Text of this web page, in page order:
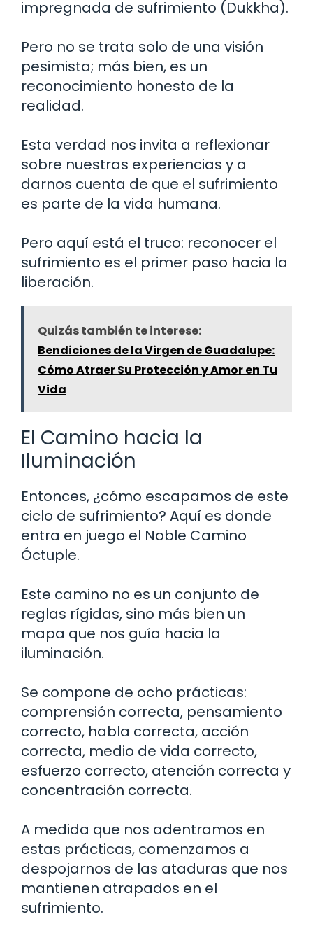
impregnada de sufrimiento (Dukkha).
Pero no se trata solo de una visión
pesimista; más bien, es un
reconocimiento honesto de la
realidad.
Esta verdad nos invita a reflexionar
sobre nuestras experiencias y a
darnos cuenta de que el sufrimiento
es parte de la vida humana.
Pero aquí está el truco: reconocer el
sufrimiento es el primer paso hacia la
liberación.
Quizás también te interese:
Bendiciones de la Virgen de Guadalupe:
Cómo Atraer Su Protección y Amor en Tu
Vida
El Camino hacia la
Iluminación
Entonces, ¿cómo escapamos de este
ciclo de sufrimiento? Aquí es donde
entra en juego el Noble Camino
Óctuple.
Este camino no es un conjunto de
reglas rígidas, sino más bien un
mapa que nos guía hacia la
iluminación.
Se compone de ocho prácticas:
comprensión correcta, pensamiento
correcto, habla correcta, acción
correcta, medio de vida correcto,
esfuerzo correcto, atención correcta y
concentración correcta.
A medida que nos adentramos en
estas prácticas, comenzamos a
despojarnos de las ataduras que nos
mantienen atrapados en el
sufrimiento.